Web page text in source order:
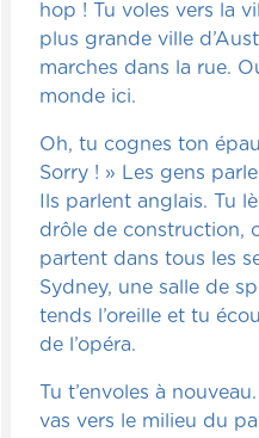
hop ! Tu voles vers la
plus grande ville
marches dans la rue.
monde ici.
Oh, tu cognes ton
Sorry ! » Les gens
Ils parlent anglais. Tu
drôle de construction,
partent dans tous les
Sydney, une salle de
tends l’oreille et tu
de l’opéra.
Tu t’envoles à
vas vers le milieu du